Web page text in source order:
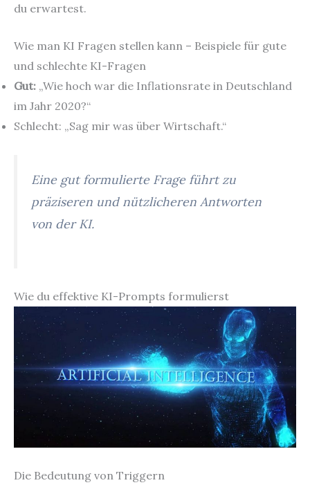
du erwartest.
Wie man KI Fragen stellen kann – Beispiele für gute
und schlechte KI-Fragen
Gut: „Wie hoch war die Inflationsrate in Deutschland
im Jahr 2020?“
Schlecht: „Sag mir was über Wirtschaft.“
Eine gut formulierte Frage führt zu
präziseren und nützlicheren Antworten
von der KI.
Wie du effektive KI-Prompts formulierst
Die Bedeutung von Triggern